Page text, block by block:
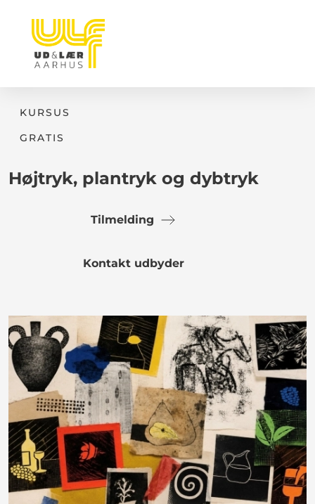
KURSUS
GRATIS
Højtryk, plantryk og dybtryk
Tilmelding
Kontakt udbyder